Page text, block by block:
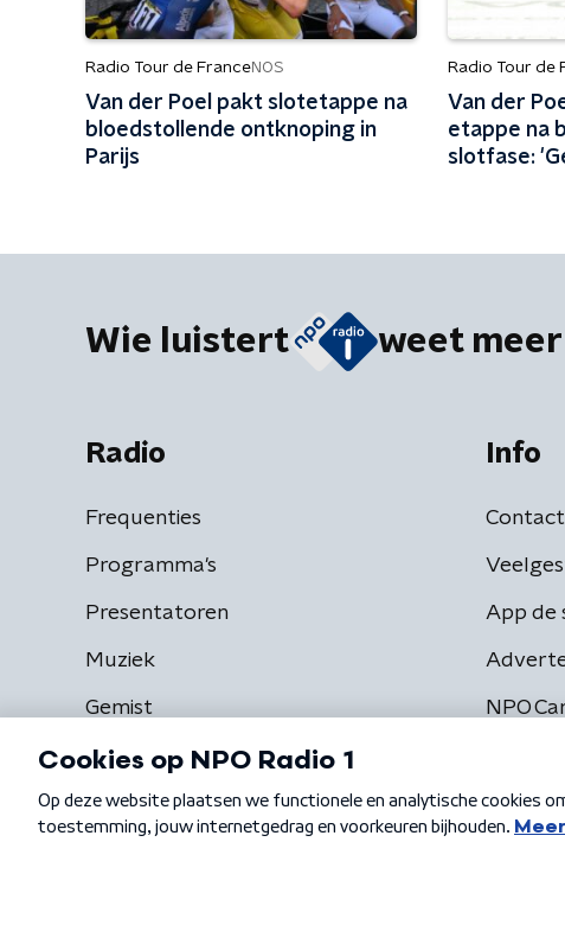
Radio Tour de FranceNOS
Van der Poel pakt slotetappe na
bloedstollende ontknoping in
Parijs
Radio Tour de
Van der
etappe na
slotfase:
Wie luistert weet meer
Radio
Frequenties
Programma's
Presentatoren
Muziek
Gemist
Info
Contact
App de
NPO
Algemene voorwaarden Privacybeleid